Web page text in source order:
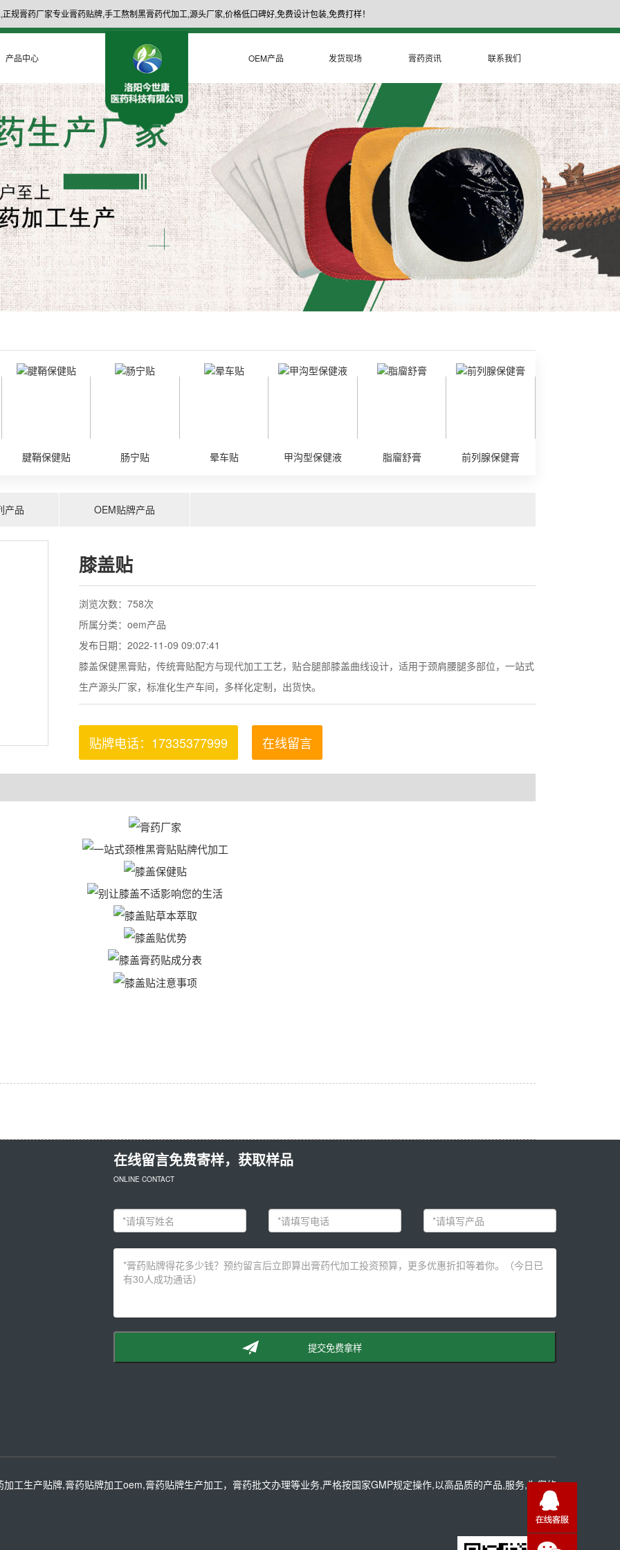
规膏药厂家专业膏药贴牌,手工熬制黑膏药代加工,源头厂家,价格低口碑好,免费设计包装,免费打样！
产品中心 OEM产品 发货现场 膏药资讯 联系我们
腱鞘保健贴 肠宁贴 晕车贴 甲沟型保健液 脂廇舒膏 前列腺保健膏
果酸VE脲素保健膏 足部角质喷雾
产品 OEM贴牌产品
膝盖贴
浏览次数： 758次
所属分类：oem产品
发布日期：2022-11-09 09:07:41
膝盖保健黑膏贴，传统膏贴配方与现代加工工艺，贴合腿部膝盖曲线设计，适用于颈肩腰腿多部位，一站式
生产源头厂家，标准化生产车间，多样化定制，出货快。
贴牌电话：17335377999 在线留言
在线留言免费寄样，获取样品
ONLINE CONTACT
提交免费拿样
工生产贴牌,膏药贴牌加工oem,膏药贴牌生产加工，膏药批文办理等业务,严格按国家GMP规定操作,以高品质的产品,服务,为您的